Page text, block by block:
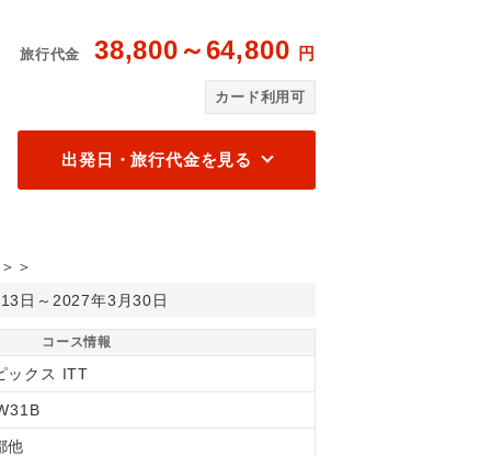
旅行代金 38,800～64,800 円
カード利用可
出発日・旅行代金を見る
＞
日～2027年3月30日
コース情報
ックス ITT
他